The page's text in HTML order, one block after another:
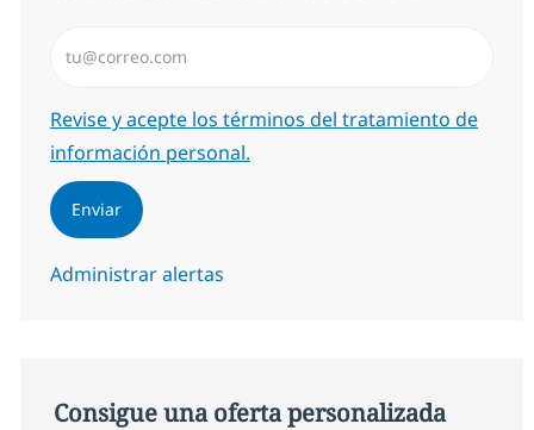
Required
Revise y acepte los términos del tratamiento de
información personal.
Enviar
Administrar alertas
Consigue una oferta personalizada